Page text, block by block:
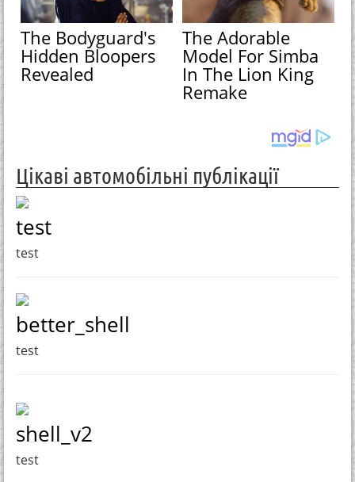
The Bodyguard's
Hidden Bloopers
Revealed
The Adorable
Model For Simba
In The Lion King
Remake
Цікаві автомобільні публікації
test
test
better_shell
test
shell_v2
test